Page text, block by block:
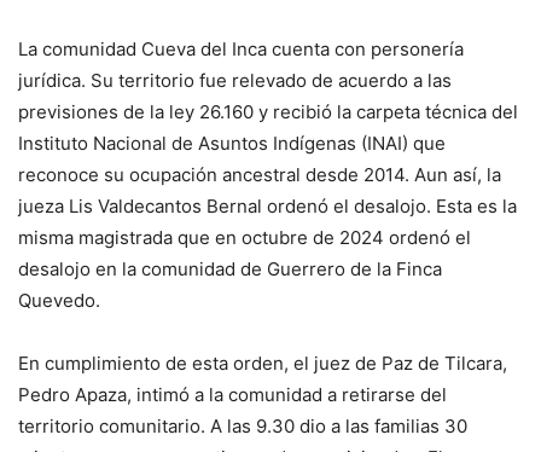
La comunidad Cueva del Inca cuenta con personería
jurídica. Su territorio fue relevado de acuerdo a las
previsiones de la ley 26.160 y recibió la carpeta técnica del
Instituto Nacional de Asuntos Indígenas (INAI) que
reconoce su ocupación ancestral desde 2014. Aun así, la
jueza Lis Valdecantos Bernal ordenó el desalojo. Esta es la
misma magistrada que en octubre de 2024 ordenó el
desalojo en la comunidad de Guerrero de la Finca
Quevedo.
En cumplimiento de esta orden, el juez de Paz de Tilcara,
Pedro Apaza, intimó a la comunidad a retirarse del
territorio comunitario. A las 9.30 dio a las familias 30